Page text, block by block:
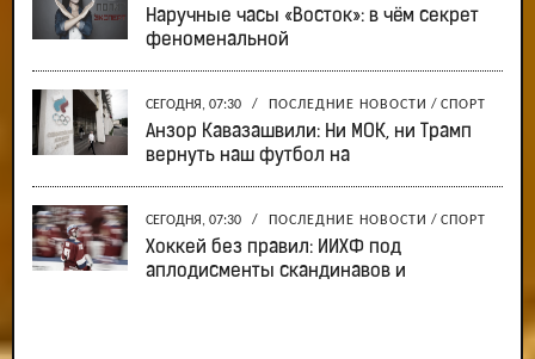
Наручные часы «Восток»: в чём секрет
феноменальной
СЕГОДНЯ, 07:30 / ПОСЛЕДНИЕ НОВОСТИ / СПОРТ
Анзор Кавазашвили: Ни МОК, ни Трамп
вернуть наш футбол на
СЕГОДНЯ, 07:30 / ПОСЛЕДНИЕ НОВОСТИ / СПОРТ
Хоккей без правил: ИИХФ под
аплодисменты скандинавов и